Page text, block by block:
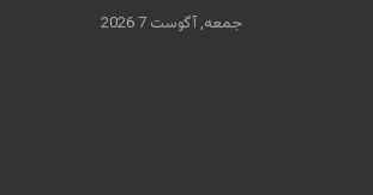
جمعه, آگوست 7 2026